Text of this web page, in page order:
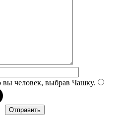
человек, выбрав Чашку.